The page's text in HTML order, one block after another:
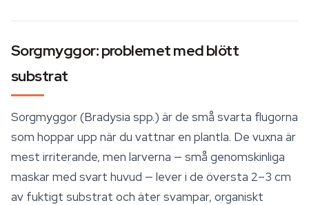
Sorgmyggor: problemet med blött
substrat
Sorgmyggor (Bradysia spp.) är de små svarta flugorna
som hoppar upp när du vattnar en plantla. De vuxna är
mest irriterande, men larverna — små genomskinliga
maskar med svart huvud — lever i de översta 2–3 cm
av fuktigt substrat och äter svampar, organiskt